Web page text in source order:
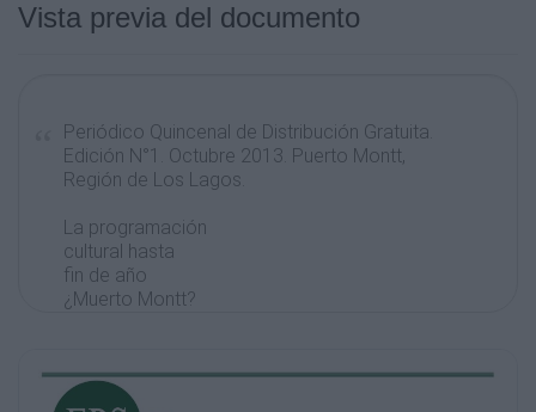
Vista previa del documento
Periódico Quincenal de Distribución Gratuita.
Edición N°1. Octubre 2013. Puerto Montt,
Región de Los Lagos.
La programación
cultural hasta
fin de año
¿Muerto Montt?
Reiki y Biomagnetismo